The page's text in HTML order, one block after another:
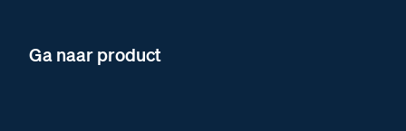
Ga naar product